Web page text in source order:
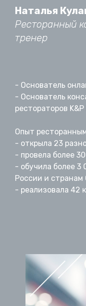
Наталья
Ресторанный
тренер
- Основатель
- Основатель
рестораторов
Опыт
- открыла 23
- провела более
- обучила более 3
России и странам
- реализовала 42